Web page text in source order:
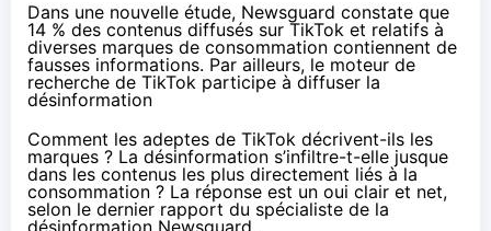
Dans une nouvelle étude, Newsguard constate que
14 % des contenus diffusés sur TikTok et relatifs à
diverses marques de consommation contiennent de
fausses informations. Par ailleurs, le moteur de
recherche de TikTok participe à diffuser la
désinformation
Comment les adeptes de TikTok décrivent-ils les
marques ? La désinformation s’infiltre-t-elle jusque
dans les contenus les plus directement liés à la
consommation ? La réponse est un oui clair et net,
selon le dernier rapport du spécialiste de la